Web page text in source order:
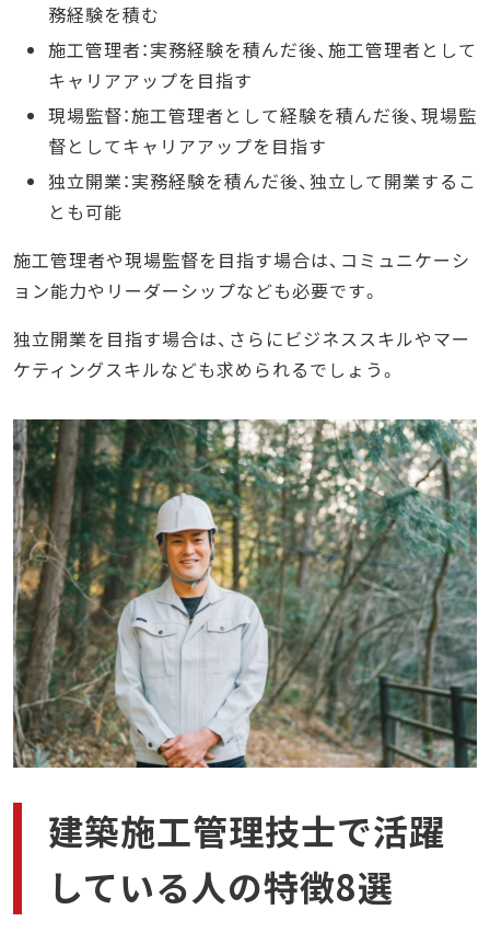
務経験を積む
施工管理者：実務経験を積んだ後、施工管理者として
キャリアアップを目指す
現場監督：施工管理者として経験を積んだ後、現場監
督としてキャリアアップを目指す
独立開業：実務経験を積んだ後、独立して開業するこ
とも可能
施工管理者や現場監督を目指す場合は、コミュニケーシ
ョン能力やリーダーシップなども必要です。
独立開業を目指す場合は、さらにビジネススキルやマー
ケティングスキルなども求められるでしょう。
建築施工管理技士で活躍
している人の特徴8選